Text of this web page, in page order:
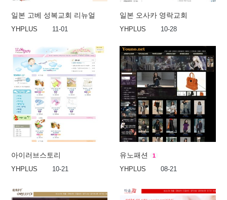
일본 고베 성복교회 리뉴얼
YHPLUS 11-01
일본 오사카 영락교회
YHPLUS 10-28
아이러브스토리
YHPLUS 10-21
유노패션 1
YHPLUS 08-21